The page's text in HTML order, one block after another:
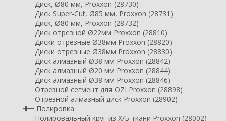
Диск, Ø80 мм, Proxxon (28730)
Диск Super-Cut, Ø85 мм, Proxxon (28731)
Диск, Ø80 мм, Proxxon (28732)
Диск отрезной Ø22мм Proxxon (28810)
Диски отрезные Ø38мм Proxxon (28820)
Диски отрезные Ø38мм Proxxon (28830)
Диск алмазный Ø38 мм Proxxon (28842)
Диск алмазный Ø20 мм Proxxon (28844)
Диск алмазный Ø38 мм Proxxon (28846)
Отрезной сегмент для OZI Proxxon (28898)
Отрезной алмазный диск Proxxon (28902)
Полировка
Полировальный круг из Х/Б ткани Proxxon (28002)